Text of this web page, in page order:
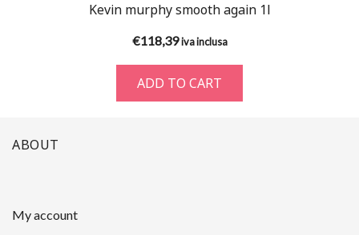
Kevin murphy smooth again 1l
€118,39 iva inclusa
ADD TO CART
ABOUT
My account